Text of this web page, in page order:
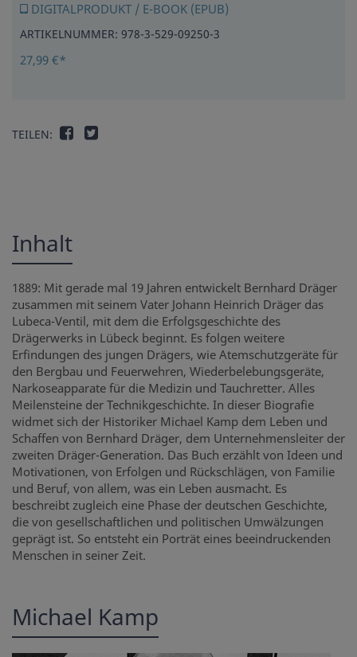
DIGITALPRODUKT / E-BOOK (EPUB)
ARTIKELNUMMER: 978-3-529-09250-3
27,99 €*
TEILEN:
Inhalt
1889: Mit gerade mal 19 Jahren entwickelt Bernhard Dräger
zusammen mit seinem Vater Johann Heinrich Dräger das
Lubeca-Ventil, mit dem die Erfolgsgeschichte des
Drägerwerks in Lübeck beginnt. Es folgen weitere
Erfindungen des jungen Drägers, wie Atemschutzgeräte für
den Bergbau und Feuerwehren, Wiederbelebungsgeräte,
Narkoseapparate für die Medizin und Tauchretter. Alles
Meilensteine der Technikgeschichte. In dieser Biografie
widmet sich der Historiker Michael Kamp dem Leben und
Schaffen von Bernhard Dräger, dem Unternehmensleiter der
zweiten Dräger-Generation. Das Buch erzählt von Ideen und
Motivationen, von Erfolgen und Rückschlägen, von Familie
und Beruf, von allem, was ein Leben ausmacht. Es
beschreibt zugleich eine Phase der deutschen Geschichte,
die von gesellschaftlichen und politischen Umwälzungen
geprägt ist. So entsteht ein Porträt eines beeindruckenden
Menschen in seiner Zeit.
Michael Kamp